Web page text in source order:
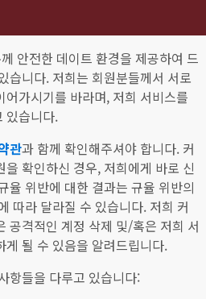
안전한 데이트 환경을 제공하여 드
습니다. 저희는 회원분들께서 서로
가시기를 바라며, 저희 서비스를
있습니다.
관과 함께 확인해주셔야 합니다. 커
확인하신 경우, 저희에게 바로 신
율 위반에 대한 결과는 규율 위반의
따라 달라질 수 있습니다. 저희 커
공격적인 계정 삭제 및/혹은 저희 서
될 수 있음을 알려드립니다.
항들을 다루고 있습니다: